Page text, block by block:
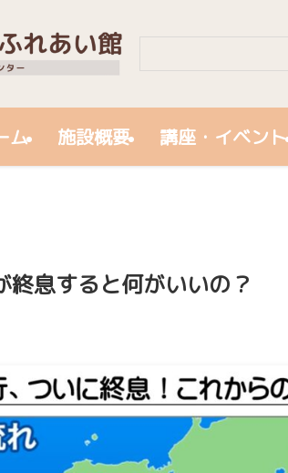
ム 施設概要 講座・イベント
終息すると何がいいの？